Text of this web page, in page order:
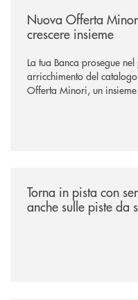
Nuova Offerta
crescere insieme
La tua Banca prosegue
arricchimento del
Offerta Minori, un
sviluppo di una
Torna in pista con
anche sulle piste da